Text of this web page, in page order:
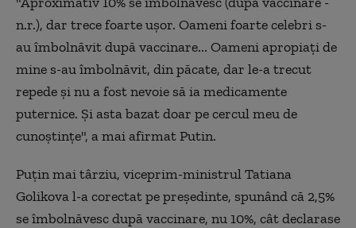
n.r.), dar trece foarte ușor. Oameni foarte celebri s-
au îmbolnăvit după vaccinare... Oameni apropiați de
mine s-au îmbolnăvit, din păcate, dar le-a trecut
repede și nu a fost nevoie să ia medicamente
puternice. Și asta bazat doar pe cercul meu de
cunoștințe", a mai afirmat Putin.
Puțin mai târziu, viceprim-ministrul Tatiana
Golikova l-a corectat pe președinte, spunând că 2,5%
se îmbolnăvesc după vaccinare, nu 10%, cât declarase